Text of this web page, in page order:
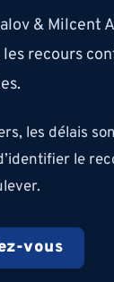
& Milcent
recours
les délais
le
vous